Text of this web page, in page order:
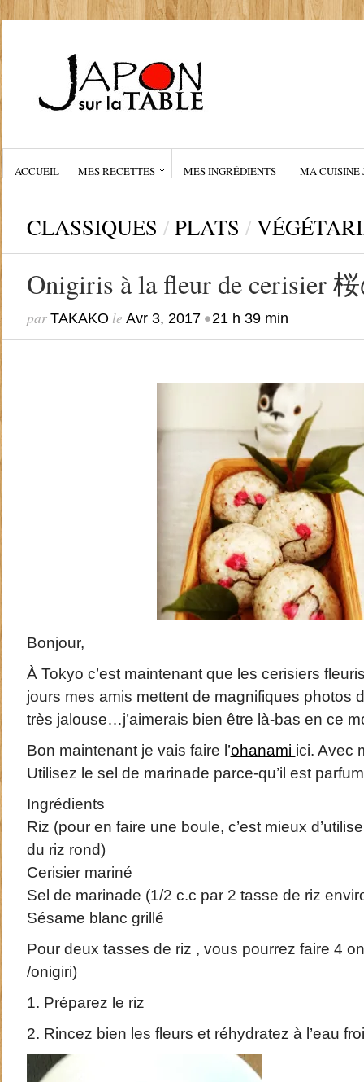
ACCUEIL MES RECETTES MES INGRÉDIENTS MA CUISINE
CLASSIQUES / PLATS /
Onigiris à la fleur de cerisier
par TAKAKO le Avr 3, 2017•21 h 39 min
Bonjour,
À Tokyo c’est maintenant que les cerisiers
jours mes amis mettent de magnifiques photos
très jalouse…j’aimerais bien être là-bas en ce
Bon maintenant je vais faire l’ohanami ici. Avec
Utilisez le sel de marinade parce-qu’il est
Ingrédients
Riz (pour en faire une boule, c’est mieux
du riz rond)
Cerisier mariné
Sel de marinade (1/2 c.c par 2 tasse de riz
Sésame blanc grillé
Pour deux tasses de riz , vous pourrez faire 4
/onigiri)
1. Préparez le riz
2. Rincez bien les fleurs et réhydratez à l’eau